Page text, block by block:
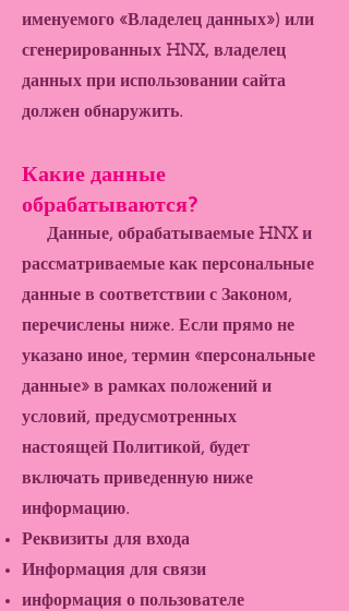
именуемого «Владелец данных») или
сгенерированных HNX, владелец
данных при использовании сайта
должен обнаружить.
Какие данные
обрабатываются?
Данные, обрабатываемые HNX и
рассматриваемые как персональные
данные в соответствии с Законом,
перечислены ниже. Если прямо не
указано иное, термин «персональные
данные» в рамках положений и
условий, предусмотренных
настоящей Политикой, будет
включать приведенную ниже
информацию.
Реквизиты для входа
Информация для связи
информация о пользователе